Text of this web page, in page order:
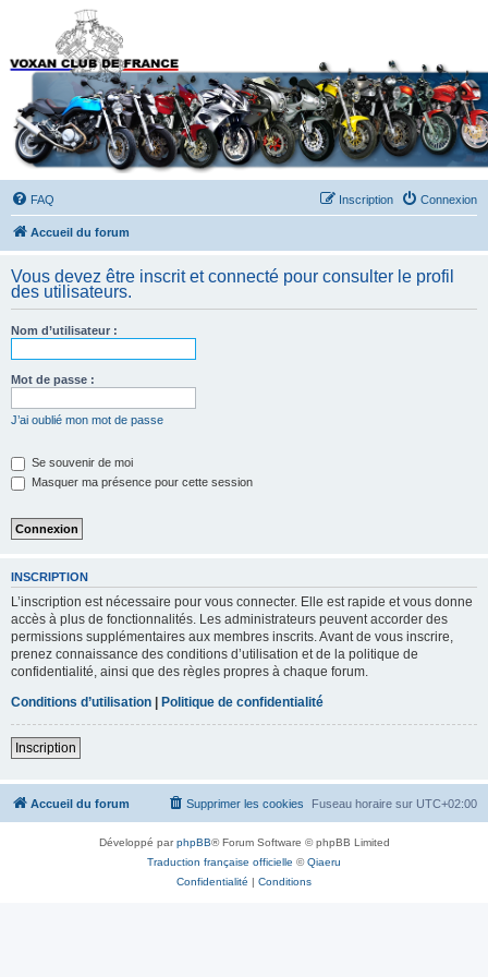
Forums du Voxan Club
de France
FAQ Connexion
Inscription
Accueil du forum
Vous devez être inscrit et connecté pour consulter le profil
des utilisateurs.
Nom d’utilisateur :
Mot de passe :
J’ai oublié mon mot de passe
Se souvenir de moi
Masquer ma présence pour cette session
INSCRIPTION
L’inscription est nécessaire pour vous connecter. Elle est rapide et vous donne
accès à plus de fonctionnalités. Les administrateurs peuvent accorder des
permissions supplémentaires aux membres inscrits. Avant de vous inscrire,
prenez connaissance des conditions d’utilisation et de la politique de
confidentialité, ainsi que des règles propres à chaque forum.
Conditions d’utilisation
Politique de confidentialité
Inscription
Accueil du forum Fuseau horaire sur UTC+02:00
Supprimer les cookies
Développé parphpBB® Forum Software © phpBB Limited
Traduction française officielle ©Qiaeru
Confidentialité | Conditions